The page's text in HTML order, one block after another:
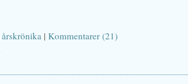
årskrönika | Kommentarer (21)